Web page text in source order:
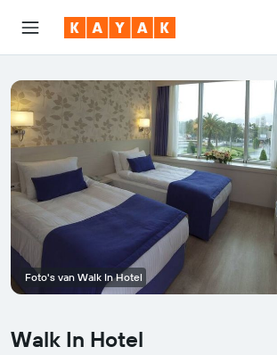
Walk In Hotel
Foto's van Walk In Hotel